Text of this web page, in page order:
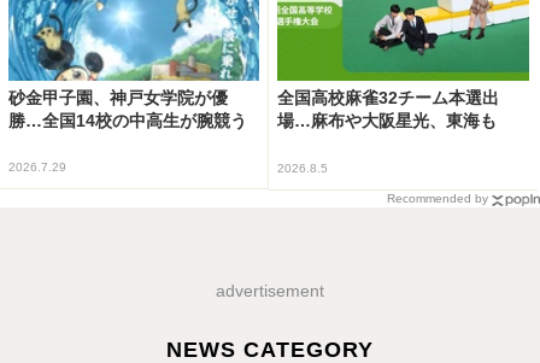
砂金甲子園、神戸女学院が優
勝…全国14校の中高生が腕競う
2026.7.29
全国高校麻雀32チーム本選出
場…麻布や大阪星光、東海も
2026.8.5
Recommended by
advertisement
NEWS CATEGORY